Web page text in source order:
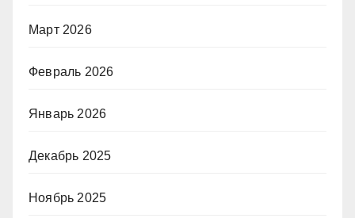
Март 2026
Февраль 2026
Январь 2026
Декабрь 2025
Ноябрь 2025